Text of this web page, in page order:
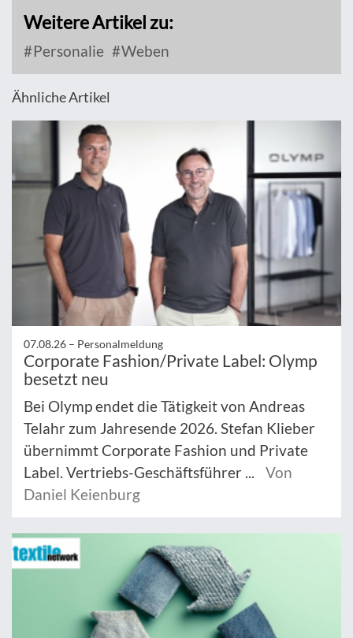
Weitere Artikel zu:
Personalie Weben
Ähnliche Artikel
07.08.26 – Personalmeldung
Corporate Fashion/Private Label: Olymp
besetzt neu
Bei Olymp endet die Tätigkeit von Andreas
Telahr zum Jahresende 2026. Stefan Klieber
übernimmt Corporate Fashion und Private
Label. Vertriebs-Geschäftsführer ...
Von
Daniel Keienburg